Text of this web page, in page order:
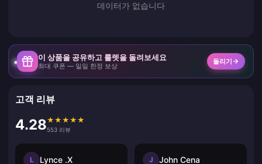
데이터가 없습니다
이 상품을 공유하고 룰렛을 돌려보세요
최대 쿠폰 — 일일 한정 보상
돌리기
고객 리뷰
4.28★ ★ ★ ★ ★
553 리뷰
L Lynce .X J John Cena